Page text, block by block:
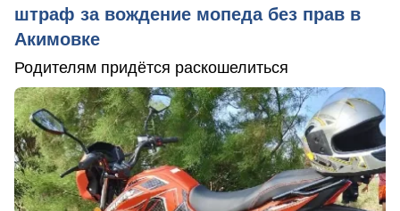
штраф за вождение мопеда без прав в
Акимовке
Родителям придётся раскошелиться